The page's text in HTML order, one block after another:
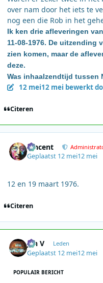
over nam door het iets te
nog een die Rob in het
Ik ken drie afleveringen
11-08-1976. De uitzending
zien komen, maar de
deze.
Was inhaalzendtijd tussen
12 mei12 mei bewerkt
Citeren
Vincent
Geplaatst 12 mei12 mei
12 en 19 maart 1976.
Citeren
jan V Leden
Geplaatst 12 mei12 mei
POPULAIR BERICHT